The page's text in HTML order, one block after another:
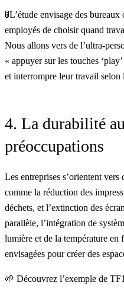
🚦L’étude envisage des
employés de choisir quand
Nous allons vers de l’ultra-
« appuyer sur les touches
et interrompre leur travail selon
4. La durabilité
préoccupations
Les entreprises s’orientent vers
comme la réduction des
déchets, et l’extinction des
parallèle, l’intégration de
lumière et de la température en
envisagées pour créer des
🌱 Découvrez l’exemple de